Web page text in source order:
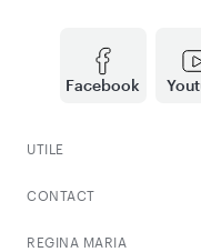
Facebook
UTILE
CONTACT
REGINA MARIA